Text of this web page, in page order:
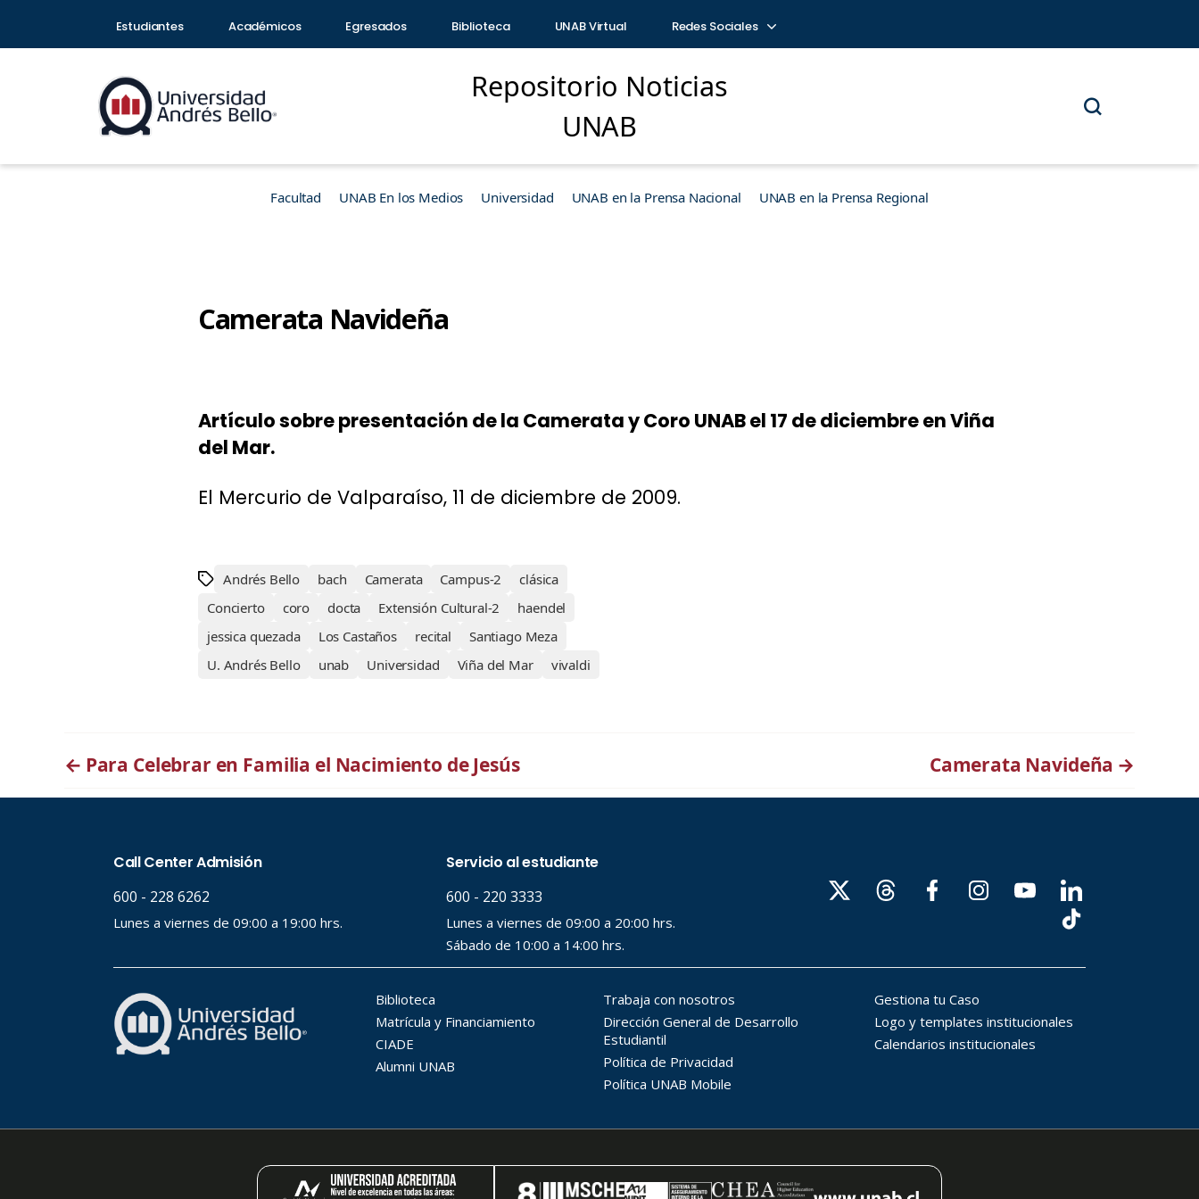
Estudiantes Académicos Egresados Biblioteca UNAB Virtual Redes Sociales
Repositorio Noticias
UNAB
Facultad UNAB En los Medios Universidad UNAB en la Prensa Nacional UNAB en la Prensa Regional
Camerata Navideña
Artículo sobre presentación de la Camerata y Coro UNAB el 17 de diciembre en Viña
del Mar.
El Mercurio de Valparaíso, 11 de diciembre de 2009.
Andrés Bello bach Camerata Campus-2
clásica
Concierto
coro docta Extensión Cultural-2
haendel
jessica quezada
Los Castaños recital
Santiago Meza
U. Andrés Bello
unab Universidad Viña del Mar vivaldi
← Para Celebrar en Familia el Nacimiento de Jesús Camerata Navideña →